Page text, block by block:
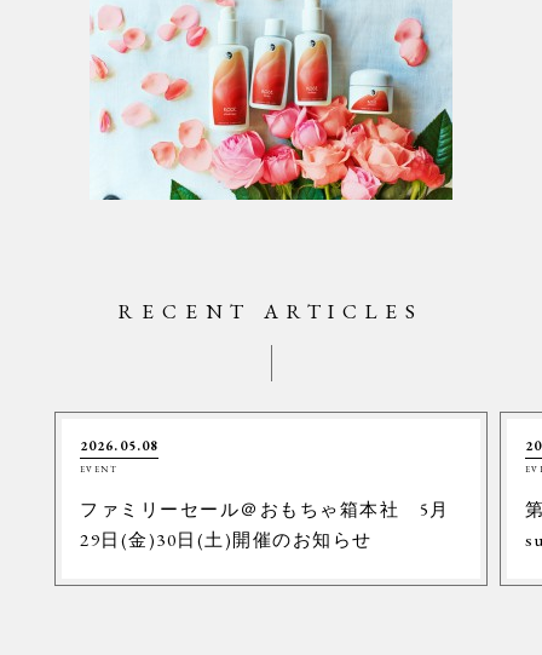
RECENT ARTICLES
2026.05.08
EVENT
ファミリーセール＠おもちゃ箱本社 5月
29日(金)30日(土)開催のお知らせ